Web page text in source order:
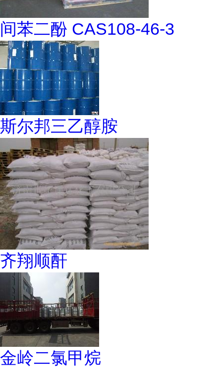
间苯二酚 CAS108-46-3
斯尔邦三乙醇胺
齐翔顺酐
金岭二氯甲烷